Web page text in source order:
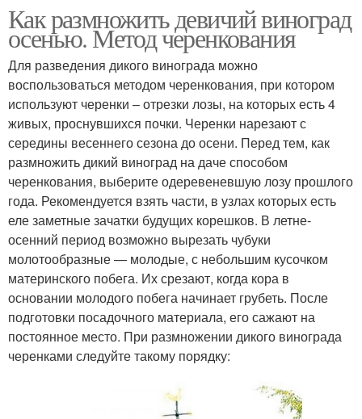
Как размножить девичий виноград
осенью. Метод черенкования
Для разведения дикого винограда можно
воспользоваться методом черенкования, при котором
используют черенки – отрезки лозы, на которых есть 4
живых, проснувшихся почки. Черенки нарезают с
середины весеннего сезона до осени. Перед тем, как
размножить дикий виноград на даче способом
черенкования, выберите одеревеневшую лозу прошлого
года. Рекомендуется взять части, в узлах которых есть
еле заметные зачатки будущих корешков. В летне-
осенний период возможно вырезать чубуки
молотообразные — молодые, с небольшим кусочком
материнского побега. Их срезают, когда кора в
основании молодого побега начинает грубеть. После
подготовки посадочного материала, его сажают на
постоянное место. При размножении дикого винограда
черенками следуйте такому порядку: